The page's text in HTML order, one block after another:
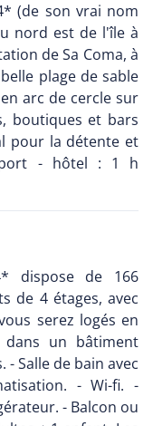
(de son vrai nom
nord est de l'île à
de Sa Coma, à
plage de sable
arc de cercle sur
boutiques et bars
pour la détente et
- hôtel : 1 h
dispose de 166
de 4 étages, avec
serez logés en
dans un bâtiment
- Salle de bain avec
- Wi-fi. -
- Balcon ou